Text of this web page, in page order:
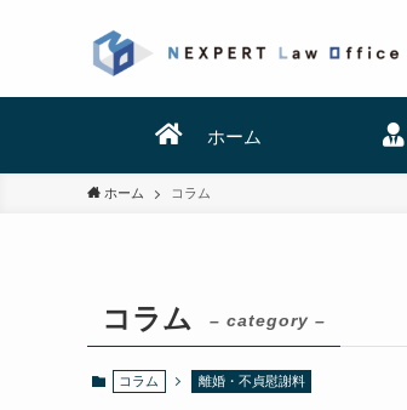
ホーム
ホーム コラム
コラム – category –
コラム 離婚・不貞慰謝料